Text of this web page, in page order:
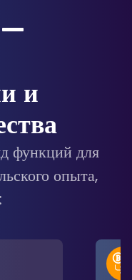
и
функций для
опыта,